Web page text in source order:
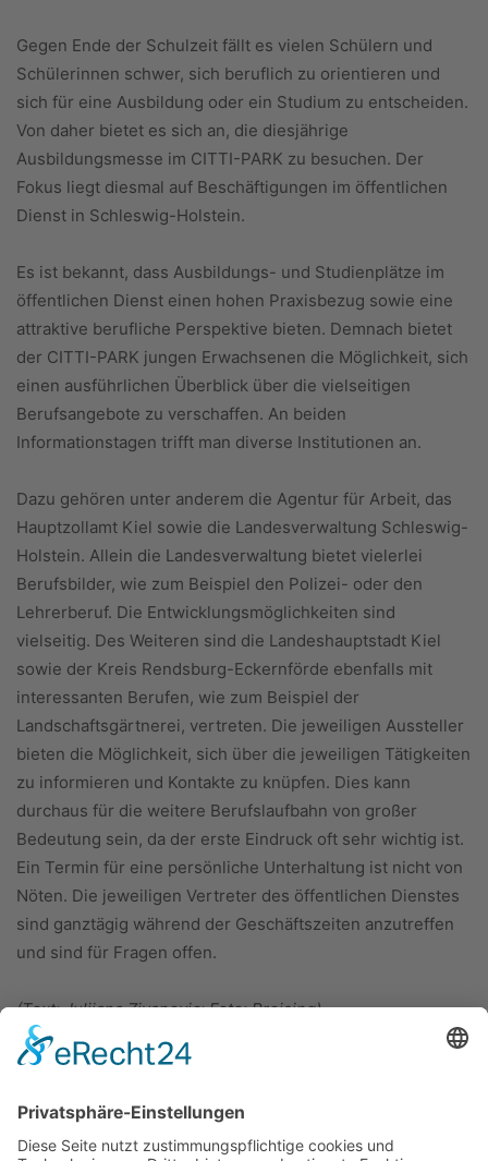
Gegen Ende der Schulzeit fällt es vielen Schülern und
Schülerinnen schwer, sich beruflich zu orientieren und
sich für eine Ausbildung oder ein Studium zu entscheiden.
Von daher bietet es sich an, die diesjährige
Ausbildungsmesse im CITTI-PARK zu besuchen. Der
Fokus liegt diesmal auf Beschäftigungen im öffentlichen
Dienst in Schleswig-Holstein.
Es ist bekannt, dass Ausbildungs- und Studienplätze im
öffentlichen Dienst einen hohen Praxisbezug sowie eine
attraktive berufliche Perspektive bieten. Demnach bietet
der CITTI-PARK jungen Erwachsenen die Möglichkeit, sich
einen ausführlichen Überblick über die vielseitigen
Berufsangebote zu verschaffen. An beiden
Informationstagen trifft man diverse Institutionen an.
Dazu gehören unter anderem die Agentur für Arbeit, das
Hauptzollamt Kiel sowie die Landesverwaltung Schleswig-
Holstein. Allein die Landesverwaltung bietet vielerlei
Berufsbilder, wie zum Beispiel den Polizei- oder den
Lehrerberuf. Die Entwicklungsmöglichkeiten sind
vielseitig. Des Weiteren sind die Landeshauptstadt Kiel
sowie der Kreis Rendsburg-Eckernförde ebenfalls mit
interessanten Berufen, wie zum Beispiel der
Landschaftsgärtnerei, vertreten. Die jeweiligen Aussteller
bieten die Möglichkeit, sich über die jeweiligen Tätigkeiten
zu informieren und Kontakte zu knüpfen. Dies kann
durchaus für die weitere Berufslaufbahn von großer
Bedeutung sein, da der erste Eindruck oft sehr wichtig ist.
Ein Termin für eine persönliche Unterhaltung ist nicht von
Nöten. Die jeweiligen Vertreter des öffentlichen Dienstes
sind ganztägig während der Geschäftszeiten anzutreffen
und sind für Fragen offen.
(Text: Julijana Zivanovic; Foto: Preising)